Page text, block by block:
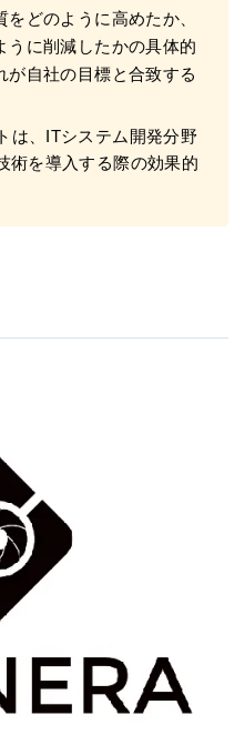
どのように高めたか、
うに削減したかの具体的
が自社の目標と合致する
は、ITシステム開発分野
術を導入する際の効果的